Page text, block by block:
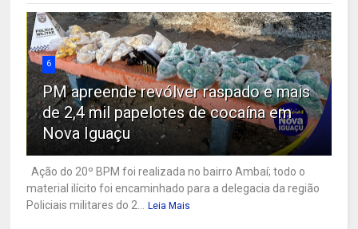
6
PM apreende revólver raspado e mais
de 2,4 mil papelotes de cocaína em
Nova Iguaçu
Ação do 20º BPM foi realizada no bairro Ambaí; todo o
material ilícito foi encaminhado para a delegacia da região
Policiais militares do 2...
Leia Mais